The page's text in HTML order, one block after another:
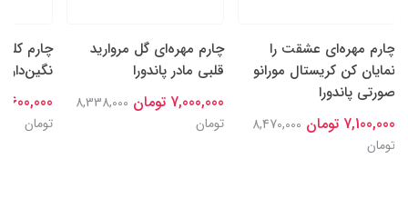
چارم مهره‌ای عشقت را
نمایان کن کریستال مورانو
صورتی پاندورا
7,100,000 تومان
8,470,000
تومان
چارم مهره‌ای گل‌ مروارید
قلبی مادر پاندورا
7,000,000 تومان
8,338,000
تومان
چارم
نگین‌دار
7,600,000
تومان